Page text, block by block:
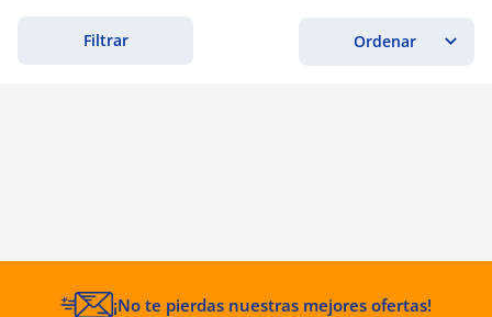
Filtrar
¡No te pierdas nuestras mejores ofertas!